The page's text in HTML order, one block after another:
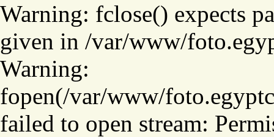
Warning: fclose() expects
given in /var/www/
Warning:
fopen(/var/www/
failed to open stream: